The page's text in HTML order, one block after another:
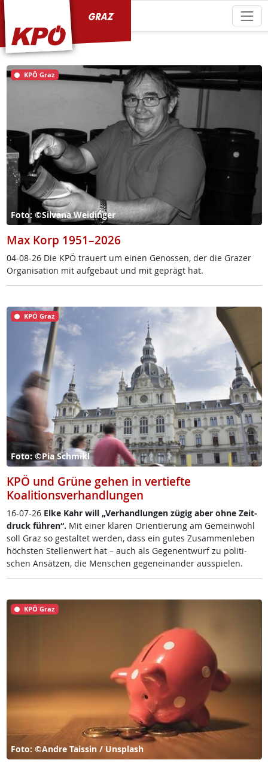
KPÖ Graz
Foto: ©Silvana Weidinger
Max Korp 1951–2026
04-08-26 Die KPÖ trau­ert um ei­nen Ge­nos­sen, der die Gra­zer
Or­ga­ni­sa­ti­on mit auf­ge­baut und mit ge­prägt hat.
KPÖ Graz
Foto: ©Pia Schmikl
KPÖ und Grüne gehen in vertiefte
Koalitionsverhandlungen
16-07-26 El­ke Kahr will „Ver­hand­lun­gen zü­g­ig aber oh­ne Zeit­
druck füh­r­en“. Mit ei­ner kla­ren Ori­en­tie­rung am Ge­mein­wohl
soll Graz so ge­stal­tet wer­den, dass ein gu­tes Zu­sam­men­le­ben
höchs­ten Stel­len­wert hat – auch als Ge­gen­ent­wurf zu po­li­ti­
schen An­sät­zen, die Men­schen ge­gen­ein­an­der aus­spie­len.
KPÖ Graz
Foto: ©Andre Taissin / Unsplash